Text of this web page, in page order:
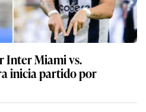
Inter Miami vs.
inicia partido por